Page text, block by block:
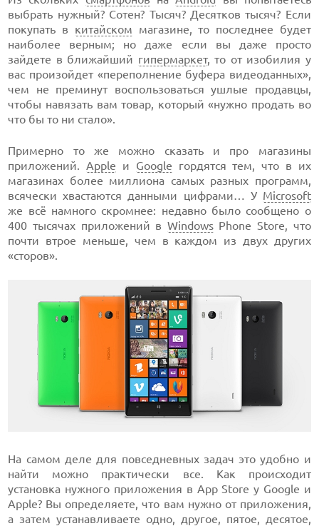
выбрать нужный? Сотен? Тысяч? Десятков тысяч? Если
покупать в китайском магазине, то последнее будет
наиболее верным; но даже если вы даже просто
зайдете в ближайший гипермаркет, то от изобилия у
вас произойдет «переполнение буфера видеоданных»,
чем не преминут воспользоваться ушлые продавцы,
чтобы навязать вам товар, который «нужно продать во
что бы то ни стало».
Примерно то же можно сказать и про магазины
приложений.Apple и Google гордятся тем, что в их
магазинах более миллиона самых разных программ,
всячески хвастаются данными цифрами… У Microsoft
же всё намного скромнее: недавно было сообщено о
400 тысячах приложений в WindowsPhone Store, что
почти втрое меньше, чем в каждом из двух других
«сторов».
На самом деле для повседневных задач это удобно и
найти можно практически все. Как происходит
установка нужного приложения в App Store у Google и
Apple? Вы определяете, что вам нужно от приложения,
а затем устанавливаете одно, другое, пятое, десятое,